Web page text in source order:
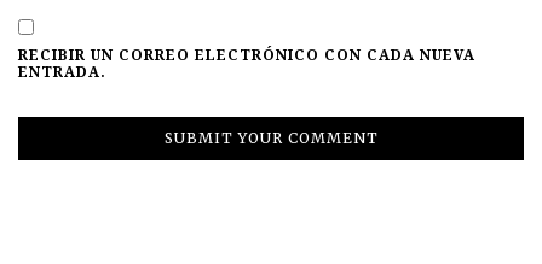
RECIBIR UN CORREO ELECTRÓNICO CON CADA NUEVA
ENTRADA.